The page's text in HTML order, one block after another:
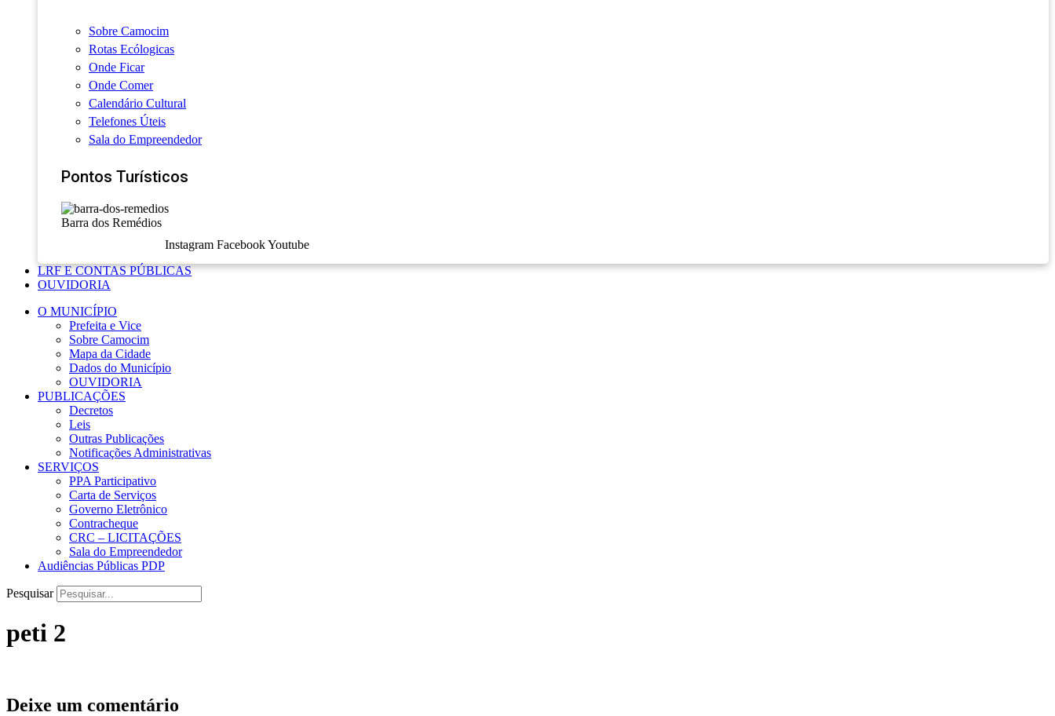
Sobre Camocim
Rotas Ecólogicas
Onde Ficar
Onde Comer
Calendário Cultural
Telefones Úteis
Sala do Empreendedor
Pontos Turísticos
Barra dos Remédios
Instagram FacebookYoutube
LRF E CONTAS PÚBLICAS
OUVIDORIA
O MUNICÍPIO
Prefeita e Vice
Sobre Camocim
Mapa da Cidade
Dados do Município
OUVIDORIA
PUBLICAÇÕES
Decretos
Leis
Outras Publicações
Notificações Administrativas
SERVIÇOS
PPA Participativo
Carta de Serviços
Governo Eletrônico
Contracheque
CRC – LICITAÇÕES
Sala do Empreendedor
Audiências Públicas PDP
Pesquisar
peti 2
Deixe um comentário